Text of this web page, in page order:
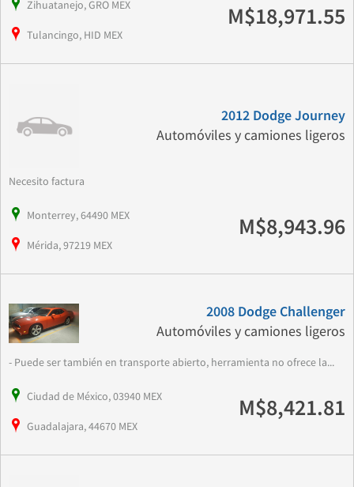
Zihuatanejo, GRO MEX
Tulancingo, HID MEX
M$18,971.55
2012 Dodge Journey
Automóviles y camiones ligeros
Necesito factura
Monterrey, 64490 MEX
Mérida, 97219 MEX
M$8,943.96
2008 Dodge Challenger
Automóviles y camiones ligeros
- Puede ser también en transporte abierto, herramienta no ofrece la...
Ciudad de México, 03940 MEX
Guadalajara, 44670 MEX
M$8,421.81